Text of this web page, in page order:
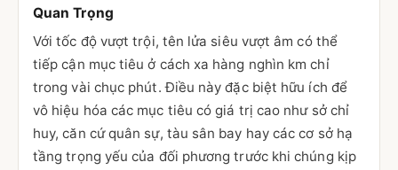
Quan Trọng
Với tốc độ vượt trội, tên lửa siêu vượt âm có thể
tiếp cận mục tiêu ở cách xa hàng nghìn km chỉ
trong vài chục phút. Điều này đặc biệt hữu ích để
vô hiệu hóa các mục tiêu có giá trị cao như sở chỉ
huy, căn cứ quân sự, tàu sân bay hay các cơ sở hạ
tầng trọng yếu của đối phương trước khi chúng kịp